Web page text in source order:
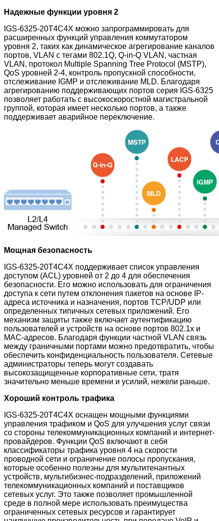
Надежные функции уровня 2
IGS-6325-20T4C4X можно запрограммировать для
расширенных функций управления коммутатором
уровня 2, таких как динамическое агрегирование каналов
портов, VLAN с тегами 802.1Q, Q-in-Q VLAN, частная
VLAN, протокол Multiple Spanning Tree Protocol (MSTP),
QoS уровней 2-4, контроль пропускной способности,
отслеживание IGMP и отслеживание MLD. Благодаря
агрегированию поддерживающих портов серия IGS-6325
позволяет работать с высокоскоростной магистральной
группой, которая имеет несколько портов, а также
поддерживает аварийное переключение.
Мощная безопасность
IGS-6325-20T4C4X поддерживает список управления
доступом (ACL) уровней от 2 до 4 для обеспечения
безопасности. Его можно использовать для ограничения
доступа к сети путем отклонения пакетов на основе IP-
адреса источника и назначения, портов TCP/UDP или
определенных типичных сетевых приложений. Его
механизм защиты также включает аутентификацию
пользователей и устройств на основе портов 802.1x и
MAC-адресов. Благодаря функции частной VLAN связь
между граничными портами можно предотвратить, чтобы
обеспечить конфиденциальность пользователя. Сетевые
администраторы теперь могут создавать
высокозащищенные корпоративные сети, тратя
значительно меньше времени и усилий, нежели раньше.
Хороший контроль трафика
IGS-6325-20T4C4X оснащен мощными функциями
управления трафиком и QoS для улучшения услуг связи
со стороны телекоммуникационных компаний и интернет-
провайдеров. Функции QoS включают в себя
классификаторы трафика уровня 4 на скорости
проводной сети и ограничение полосы пропускания,
которые особенно полезны для мультитенантных
устройств, мультибизнес-подразделений, приложений
телекоммуникационных компаний и поставщиков
сетевых услуг. Это также позволяет промышленной
среде в полной мере использовать преимущества
ограниченных сетевых ресурсов и гарантирует